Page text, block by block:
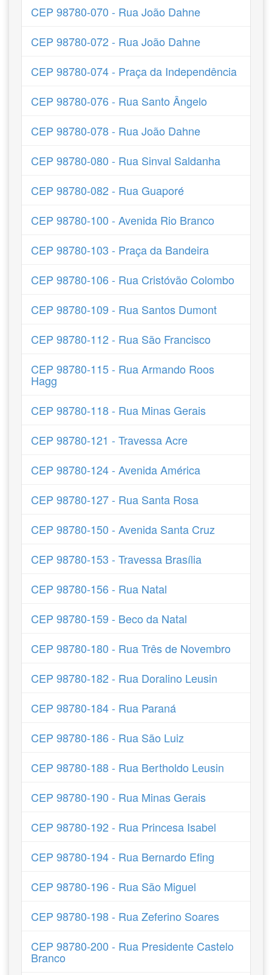
CEP 98780-070 - Rua João Dahne
CEP 98780-072 - Rua João Dahne
CEP 98780-074 - Praça da Independência
CEP 98780-076 - Rua Santo Ângelo
CEP 98780-078 - Rua João Dahne
CEP 98780-080 - Rua Sinval Saldanha
CEP 98780-082 - Rua Guaporé
CEP 98780-100 - Avenida Rio Branco
CEP 98780-103 - Praça da Bandeira
CEP 98780-106 - Rua Cristóvão Colombo
CEP 98780-109 - Rua Santos Dumont
CEP 98780-112 - Rua São Francisco
CEP 98780-115 - Rua Armando Roos
Hagg
CEP 98780-118 - Rua Minas Gerais
CEP 98780-121 - Travessa Acre
CEP 98780-124 - Avenida América
CEP 98780-127 - Rua Santa Rosa
CEP 98780-150 - Avenida Santa Cruz
CEP 98780-153 - Travessa Brasília
CEP 98780-156 - Rua Natal
CEP 98780-159 - Beco da Natal
CEP 98780-180 - Rua Três de Novembro
CEP 98780-182 - Rua Doralino Leusin
CEP 98780-184 - Rua Paraná
CEP 98780-186 - Rua São Luiz
CEP 98780-188 - Rua Bertholdo Leusin
CEP 98780-190 - Rua Minas Gerais
CEP 98780-192 - Rua Princesa Isabel
CEP 98780-194 - Rua Bernardo Efing
CEP 98780-196 - Rua São Miguel
CEP 98780-198 - Rua Zeferino Soares
CEP 98780-200 - Rua Presidente Castelo
Branco